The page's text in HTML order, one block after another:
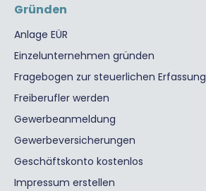
Gründen
Anlage EÜR
Einzelunternehmen gründen
Fragebogen zur steuerlichen Erfassung
Freiberufler werden
Gewerbeanmeldung
Gewerbeversicherungen
Geschäftskonto kostenlos
Impressum erstellen